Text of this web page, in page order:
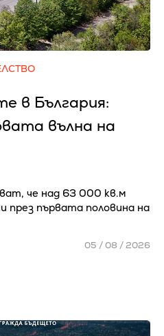
в България:
вълна на
че над 63 000 кв.м
през първата половина на
05 / 08 / 2026